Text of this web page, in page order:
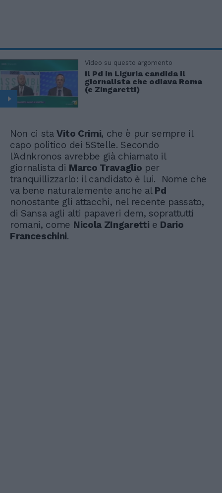
Video su questo argomento
Il Pd in Liguria candida il
giornalista che odiava Roma
(e Zingaretti)
Non ci staVito Crimi, che è pur sempre il
capo politico dei 5Stelle. Secondo
l'Adnkronos avrebbe già chiamato il
giornalista di Marco Travaglio per
tranquillizzarlo: il candidato è lui. Nome che
va bene naturalemente anche al Pd
nonostante gli attacchi, nel recente passato,
di Sansa agli alti papaveri dem, soprattutti
romani, come Nicola ZIngaretti e Dario
Franceschini.